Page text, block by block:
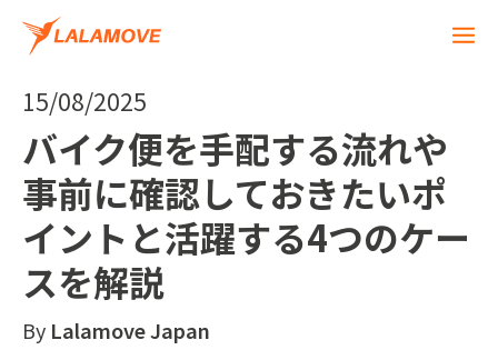
15/08/2025
バイク便を手配する流れや
事前に確認しておきたいポ
イントと活躍する4つのケー
スを解説
By Lalamove Japan